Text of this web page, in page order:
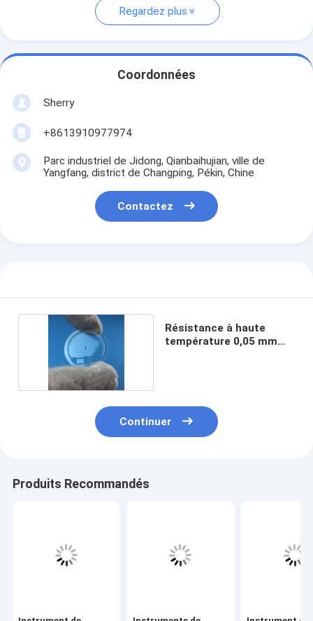
Regardez plus
Coordonnées
Sherry
+8613910977974
Parc industriel de Jidong, Qianbaihujian, ville de
Yangfang, district de Changping, Pékin, Chine
Contactez
Résistance à haute
température 0,05 mm
Continuer
Produits Recommandés